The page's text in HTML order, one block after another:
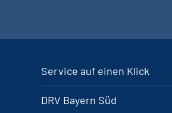
Service auf einen Klick
DRV Bayern Süd